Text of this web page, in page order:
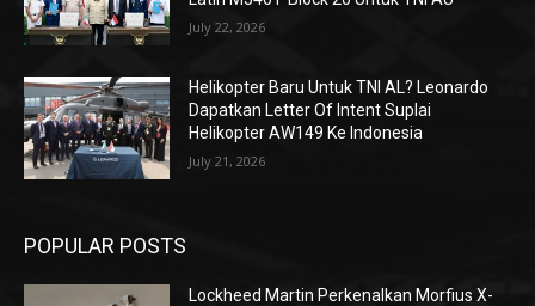
July 22, 2026
Helikopter Baru Untuk TNI AL? Leonardo
Dapatkan Letter Of Intent Suplai
Helikopter AW149 Ke Indonesia
July 21, 2026
POPULAR POSTS
Lockheed Martin Perkenalkan Morfius X-